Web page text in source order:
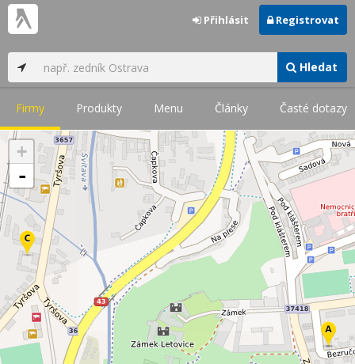
Hledat
Přihlásit Registrovat
Firmy Produkty Menu Články Časté dotazy
+
-